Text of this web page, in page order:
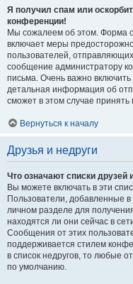
Я получил спам или
конференции!
Мы сожалеем об этом. Форма
включает меры
пользователей,
сообщение администратору
письма. Очень важно включить
детальная информация об
сможет в этом случае
Вернуться к началу
Друзья и недруги
Что означают списки друзей
Вы можете включать в эти
Пользователи, добавленные
личном разделе для
находятся ли они сейчас в
Сообщения от этих
поддерживается стилем
в список недругов, то любые
по умолчанию.